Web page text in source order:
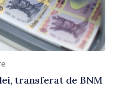
transferat de BNM